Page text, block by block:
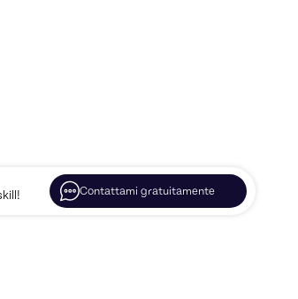
Contattami gratuitamente